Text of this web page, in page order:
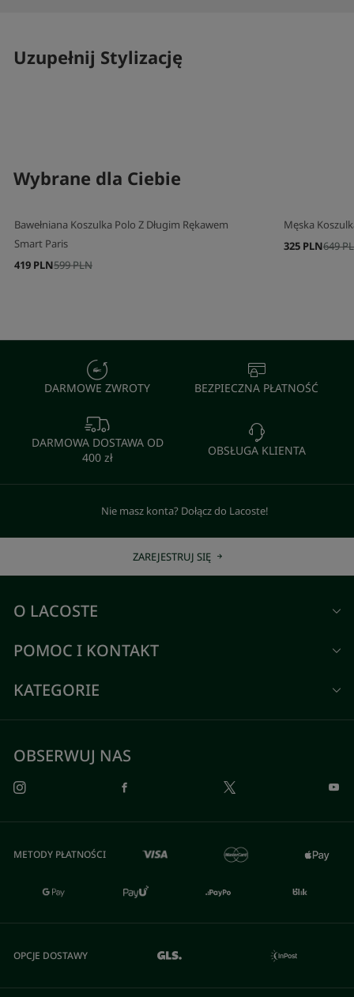
Uzupełnij Stylizację
Wybrane dla Ciebie
Bawełniana Koszulka Polo Z Długim Rękawem
Smart Paris
599 PLN
419 PLN
Męska
649
325 PLN
DARMOWE ZWROTY BEZPIECZNA PŁATNOŚĆ
DARMOWA DOSTAWA OD
400 zł
OBSŁUGA KLIENTA
Nie masz konta? Dołącz do Lacoste!
ZAREJESTRUJ SIĘ
O LACOSTE
POMOC I KONTAKT
KATEGORIE
OBSERWUJ NAS
METODY PŁATNOŚCI
OPCJE DOSTAWY